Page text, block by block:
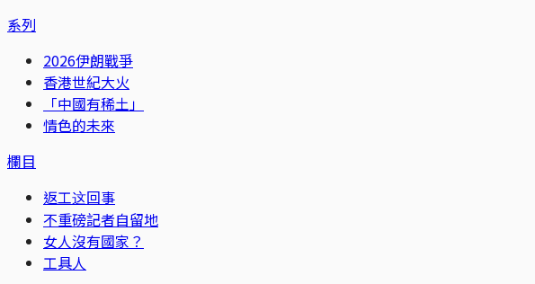
系列
2026伊朗戰爭
香港世紀大火
「中國有稀土」
情色的未來
欄目
返工这回事
不重磅記者自留地
女人沒有國家？
工具人